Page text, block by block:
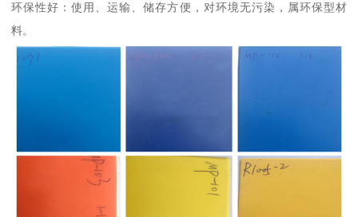
环保性好：使用、运输、储存方便，对环境无污染，属环保型材
料。